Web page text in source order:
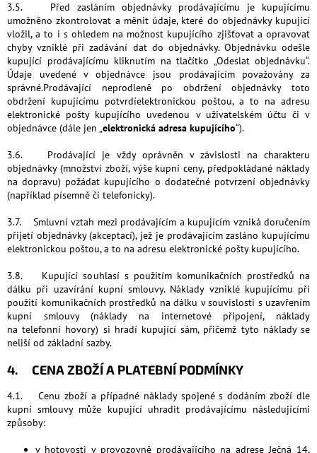
3.5. Před zasláním objednávky prodávajícímu je kupujícímu
umožněno zkontrolovat a měnit údaje, které do objednávky kupující
vložil, a to i s ohledem na možnost kupujícího zjišťovat a opravovat
chyby vzniklé při zadávání dat do objednávky. Objednávku odešle
kupující prodávajícímu kliknutím na tlačítko „Odeslat objednávku“.
Údaje uvedené v objednávce jsou prodávajícím považovány za
správné.Prodávající neprodleně po obdržení objednávky toto
obdržení kupujícímu potvrdíelektronickou poštou, a to na adresu
elektronické pošty kupujícího uvedenou v uživatelském účtu či v
objednávce (dále jen „elektronická adresa kupujícího“).
3.6. Prodávající je vždy oprávněn v závislosti na charakteru
objednávky (množství zboží, výše kupní ceny, předpokládané náklady
na dopravu) požádat kupujícího o dodatečné potvrzení objednávky
(například písemně či telefonicky).
3.7. Smluvní vztah mezi prodávajícím a kupujícím vzniká doručením
přijetí objednávky (akceptací), jež je prodávajícím zasláno kupujícímu
elektronickou poštou, a to na adresu elektronické pošty kupujícího.
3.8. Kupující souhlasí s použitím komunikačních prostředků na
dálku při uzavírání kupní smlouvy. Náklady vzniklé kupujícímu při
použití komunikačních prostředků na dálku v souvislosti s uzavřením
kupní smlouvy (náklady na internetové připojení, náklady
na telefonní hovory) si hradí kupující sám, přičemž tyto náklady se
neliší od základní sazby.
4. CENA ZBOŽÍ A PLATEBNÍ PODMÍNKY
4.1. Cenu zboží a případné náklady spojené s dodáním zboží dle
kupní smlouvy může kupující uhradit prodávajícímu následujícími
způsoby:
v hotovosti v provozovně prodávajícího na adrese Ječná 14,